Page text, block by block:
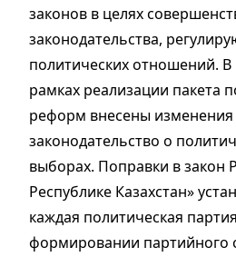
законов в целях
законодательства,
политических отношений. В
рамках реализации пакета
реформ внесены изменения
законодательство о
выборах. Поправки в закон
Республике Казахстан»
каждая политическая
формировании партийного